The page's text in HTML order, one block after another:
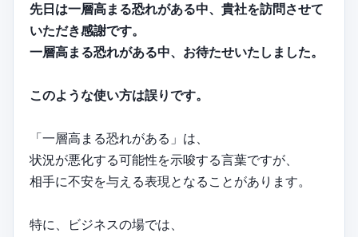
先日は一層高まる恐れがある中、貴社を訪問させて
いただき感謝です。
一層高まる恐れがある中、お待たせいたしました。
このような使い方は誤りです。
「一層高まる恐れがある」は、
状況が悪化する可能性を示唆する言葉ですが、
相手に不安を与える表現となることがあります。
特に、ビジネスの場では、